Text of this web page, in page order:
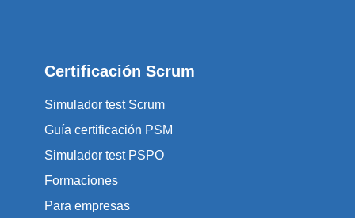
Certificación Scrum
Simulador test Scrum
Guía certificación PSM
Simulador test PSPO
Formaciones
Para empresas